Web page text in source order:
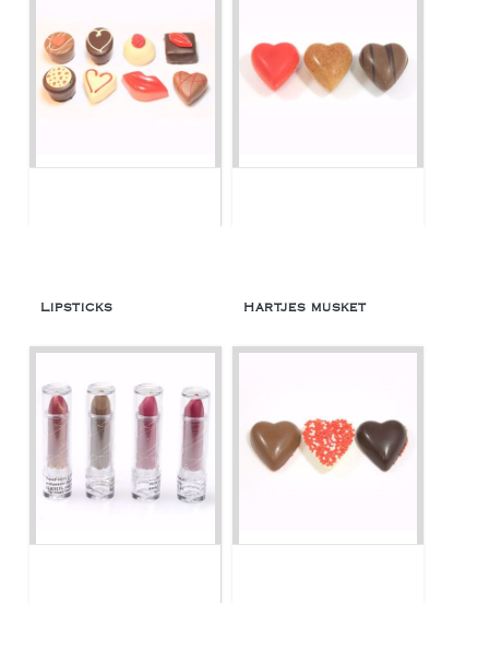
Lipsticks Hartjes musket